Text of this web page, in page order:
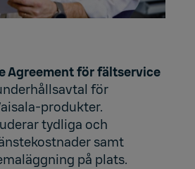
Agreement för fältservice
för
produkter.
tydliga och
samt
på plats.